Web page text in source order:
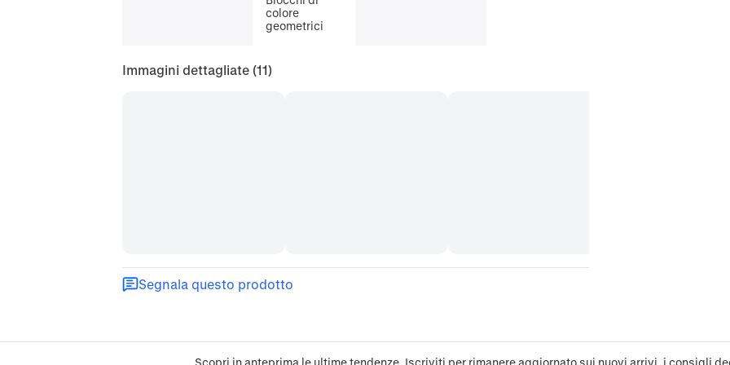
colore
geometrici
Immagini dettagliate (11)
Segnala questo prodotto
Scopri in anteprima le ultime tendenze. Iscriviti per rimanere aggiornato sui nuovi arrivi, i consigli